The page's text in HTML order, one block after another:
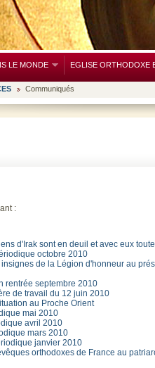
LE MONDE EGLISE ORTHODOXE
Communiqués
:
d'Irak sont en deuil et avec eux
octobre 2010
de la Légion d'honneur au
rentrée septembre 2010
de travail du 12 juin 2010
au Proche Orient
mai 2010
avril 2010
mars 2010
janvier 2010
orthodoxes de France au